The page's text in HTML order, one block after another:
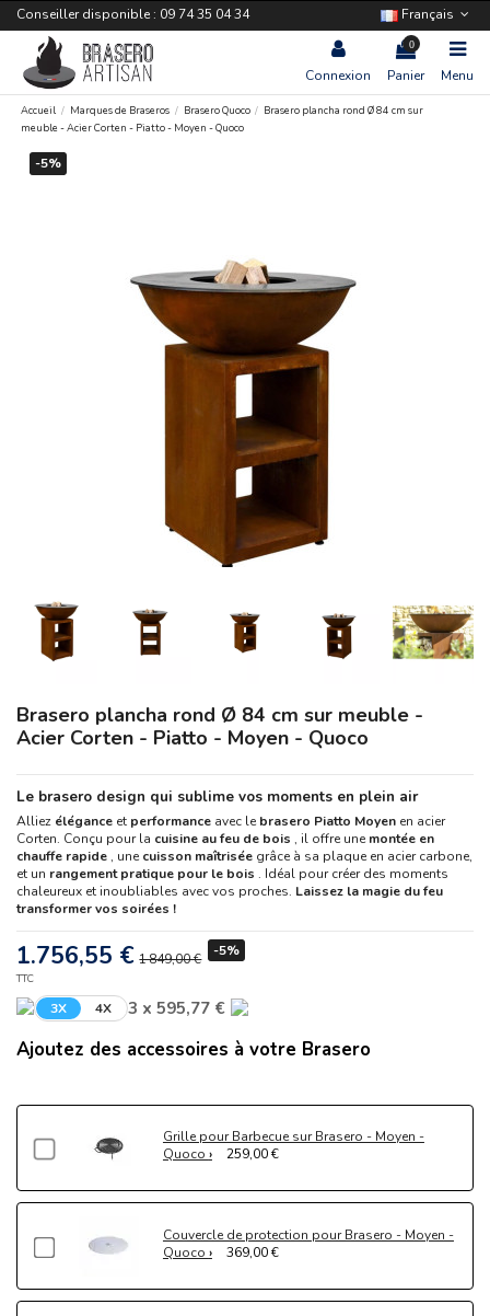
Conseiller disponible : 09 74 35 04 34 Français
Connexion
0
Panier Menu
Accueil Marques de Braseros Brasero Quoco
Brasero plancha rond Ø 84 cm sur
meuble - Acier Corten - Piatto - Moyen - Quoco
-5%
Brasero plancha rond Ø 84 cm sur meuble -
Acier Corten - Piatto - Moyen - Quoco
Le brasero design qui sublime vos moments en plein air
Alliez élégance et performance avec le brasero Piatto Moyen en acier
Corten. Conçu pour la cuisine au feu de bois , il offre une montée en
chauffe rapide, une cuisson maîtrisée grâce à sa plaque en acier carbone,
et un rangement pratique pour le bois . Idéal pour créer des moments
chaleureux et inoubliables avec vos proches. Laissez la magie du feu
transformer vos soirées !
1.756,55 € 1 849,00 € -5%
TTC
3X 4X 3 x 595,77 €
Ajoutez des accessoires à votre Brasero
Grille pour Barbecue sur Brasero - Moyen -
Quoco
259,00 €
Couvercle de protection pour Brasero - Moyen -
Quoco
369,00 €